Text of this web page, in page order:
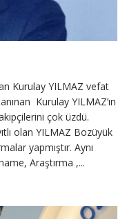
Kurulay YILMAZ vefat
Kurulay YILMAZ’ın
çok üzdü.
olan YILMAZ Bozüyük
yapmıştır. Aynı
Araştırma ,...